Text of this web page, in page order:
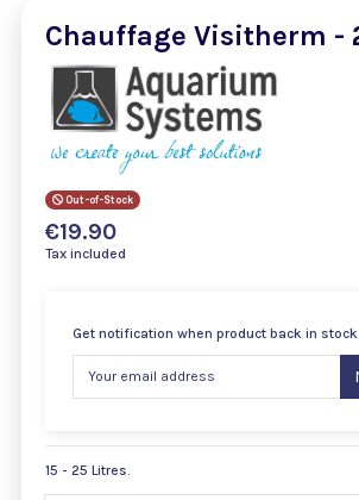
Chauffage Visitherm -
Out-of-Stock
€19.90
Tax included
Get notification when product back in stock
15 - 25 Litres.